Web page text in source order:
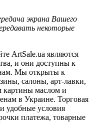
экрана Вашего
некоторые
ArtSale.ua являются
и они доступны к
Мы открыты к
салоны, арт-лавки,
картины маслом и
в Украине. Торговая
удобные условия
платежа, товарные